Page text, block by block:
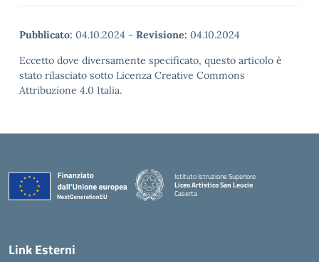
Pubblicato: 04.10.2024 - Revisione: 04.10.2024
Eccetto dove diversamente specificato, questo articolo è
stato rilasciato sotto Licenza Creative Commons
Attribuzione 4.0 Italia.
Istituto Istruzione Superiore
Liceo Artistico San Leucio
Caserta
Link Esterni